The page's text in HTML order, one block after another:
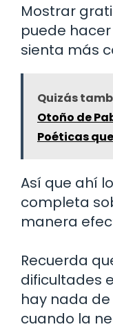
Mostrar
puede
sienta más
Quizás
Otoño de
Poéticas
Así que ahí
completa
manera
Recuerda
dificultades
hay nada
cuando la